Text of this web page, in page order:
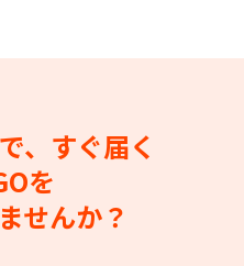
、すぐ届く
を
せんか？